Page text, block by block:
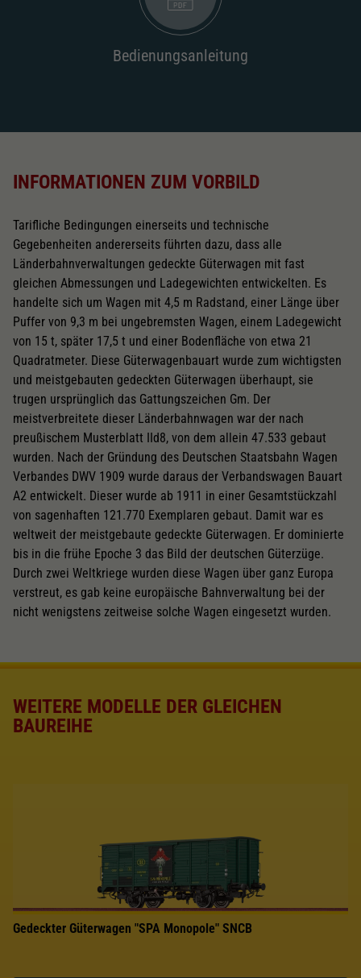
Bedienungsanleitung
INFORMATIONEN ZUM VORBILD
Tarifliche Bedingungen einerseits und technische
Gegebenheiten andererseits führten dazu, dass alle
Länderbahnverwaltungen gedeckte Güterwagen mit fast
gleichen Abmessungen und Ladegewichten entwickelten. Es
handelte sich um Wagen mit 4,5 m Radstand, einer Länge über
Puffer von 9,3 m bei ungebremsten Wagen, einem Ladegewicht
von 15 t, später 17,5 t und einer Bodenfläche von etwa 21
Quadratmeter. Diese Güterwagenbauart wurde zum wichtigsten
und meistgebauten gedeckten Güterwagen überhaupt, sie
trugen ursprünglich das Gattungszeichen Gm. Der
meistverbreitete dieser Länderbahnwagen war der nach
preußischem Musterblatt IId8, von dem allein 47.533 gebaut
wurden. Nach der Gründung des Deutschen Staatsbahn Wagen
Verbandes DWV 1909 wurde daraus der Verbandswagen Bauart
A2 entwickelt. Dieser wurde ab 1911 in einer Gesamtstückzahl
von sagenhaften 121.770 Exemplaren gebaut. Damit war es
weltweit der meistgebaute gedeckte Güterwagen. Er dominierte
bis in die frühe Epoche 3 das Bild der deutschen Güterzüge.
Durch zwei Weltkriege wurden diese Wagen über ganz Europa
verstreut, es gab keine europäische Bahnverwaltung bei der
nicht wenigstens zeitweise solche Wagen eingesetzt wurden.
WEITERE MODELLE DER GLEICHEN
BAUREIHE
Gedeckter Güterwagen "SPA Monopole" SNCB